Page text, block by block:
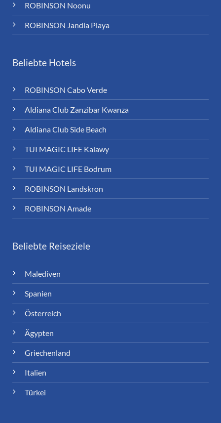
ROBINSON Noonu
ROBINSON Jandia Playa
Beliebte Hotels
ROBINSON Cabo Verde
Aldiana Club Zanzibar Kwanza
Aldiana Club Side Beach
TUI MAGIC LIFE Kalawy
TUI MAGIC LIFE Bodrum
ROBINSON Landskron
ROBINSON Amade
Beliebte Reiseziele
Malediven
Spanien
Österreich
Ägypten
Griechenland
Italien
Türkei